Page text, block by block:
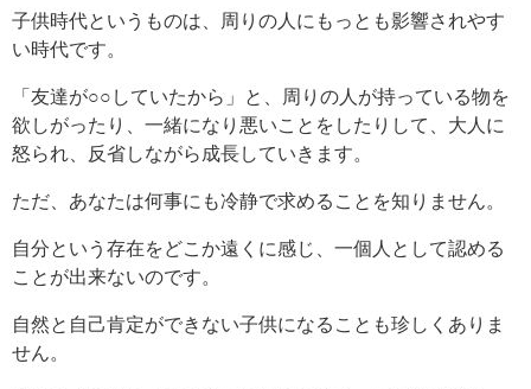
子供時代というものは、周りの人にもっとも影響されやす
い時代です。
「友達が○○していたから」と、周りの人が持っている物を
欲しがったり、一緒になり悪いことをしたりして、大人に
怒られ、反省しながら成長していきます。
ただ、あなたは何事にも冷静で求めることを知りません。
自分という存在をどこか遠くに感じ、一個人として認める
ことが出来ないのです。
自然と自己肯定ができない子供になることも珍しくありま
せん。